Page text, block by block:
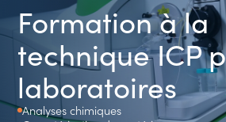
Formation à la
technique ICP
laboratoires
Analyses chimiques